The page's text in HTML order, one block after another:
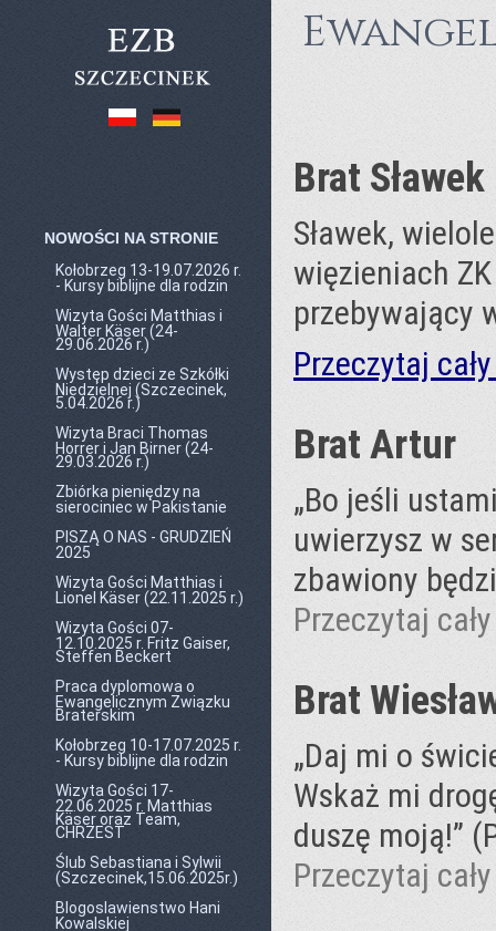
NOWOŚCI NA STRONIE
Kołobrzeg 13-19.07.2026 r.
- Kursy biblijne dla rodzin
Wizyta Gości Matthias i
Walter Käser (24-
29.06.2026 r.)
Występ dzieci ze Szkółki
Niedzielnej (Szczecinek,
5.04.2026 r.)
Wizyta Braci Thomas
Horrer i Jan Birner (24-
29.03.2026 r.)
Zbiórka pieniędzy na
sierociniec w Pakistanie
PISZĄ O NAS - GRUDZIEŃ
2025
Wizyta Gości Matthias i
Lionel Käser (22.11.2025 r.)
Wizyta Gości 07-
12.10.2025 r. Fritz Gaiser,
Steffen Beckert
Praca dyplomowa o
Ewangelicznym Związku
Braterskim
Kołobrzeg 10-17.07.2025 r.
- Kursy biblijne dla rodzin
Wizyta Gości 17-
22.06.2025 r. Matthias
Käser oraz Team,
CHRZEST
Ślub Sebastiana i Sylwii
(Szczecinek,15.06.2025r.)
Blogoslawienstwo Hani
Kowalskiej
Brat Sławek
Sławek,
więzieniach
przebywający
Przeczytaj
Brat Artur
„Bo jeśli
uwierzysz w
zbawiony
Przeczytaj
Brat
„Daj mi o
Wskaż mi
duszę moją!”
Przeczytaj